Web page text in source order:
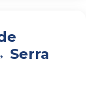
Serra